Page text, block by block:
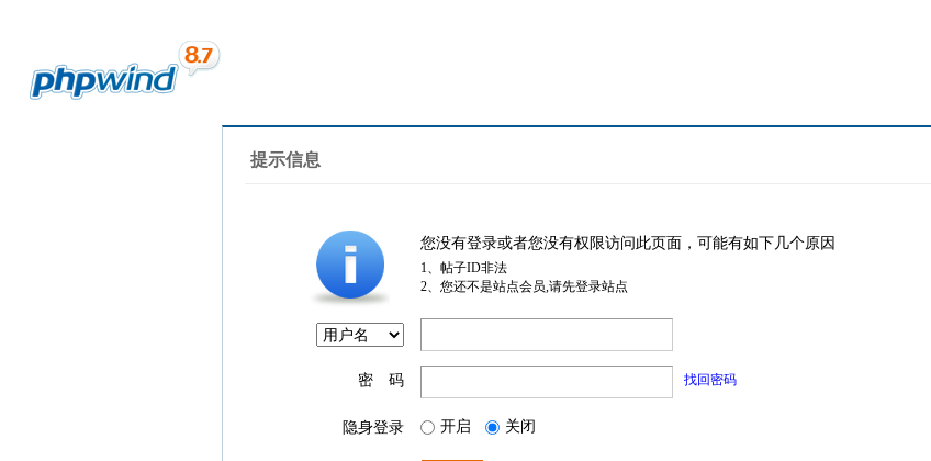
提示信息
您没有登录或者您没有权限访问此页面，可能有如下几个原因
1、帖子ID非法
2、您还不是站点会员,请先登录站点
密 码 找回密码
隐身登录 开启 关闭